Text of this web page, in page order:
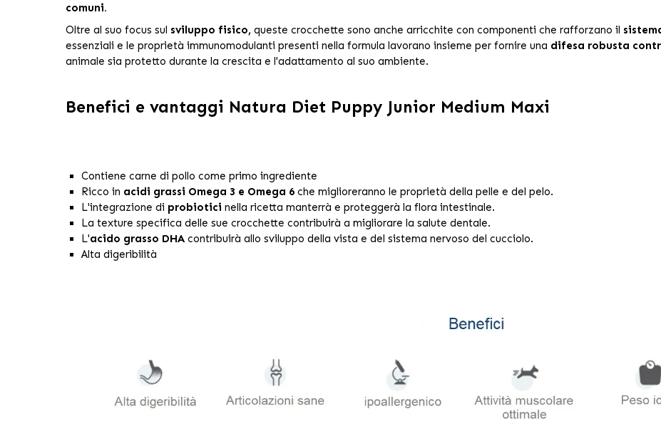
comuni.
Oltre al suo focus sul sviluppo fisico, queste crocchette sono anche arricchite con componenti che rafforzano il
essenziali e le proprietà immunomodulanti presenti nella formula lavorano insieme per fornire una difesa robusta
animale sia protetto durante la crescita e l'adattamento al suo ambiente.
Benefici e vantaggi Natura Diet Puppy Junior Medium Maxi
Contiene carne di pollo come primo ingrediente
Ricco in acidi grassi Omega 3 e Omega 6 che miglioreranno le proprietà della pelle e del pelo.
L'integrazione di probiotici nella ricetta manterrà e proteggerà la flora intestinale.
La texture specifica delle sue crocchette contribuirà a migliorare la salute dentale.
L'acido grasso DHA contribuirà allo sviluppo della vista e del sistema nervoso del cucciolo.
Alta digeribilità